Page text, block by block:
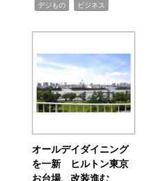
デジもの ビジネス
オールデイダイニング
を一新 ヒルトン東京
お台場、改装進む